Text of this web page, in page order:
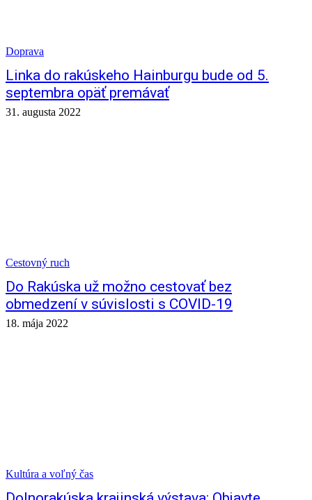
Doprava
Linka do rakúskeho Hainburgu bude od 5.
septembra opäť premávať
31. augusta 2022
Cestovný ruch
Do Rakúska už možno cestovať bez
obmedzení v súvislosti s COVID-19
18. mája 2022
Kultúra a voľný čas